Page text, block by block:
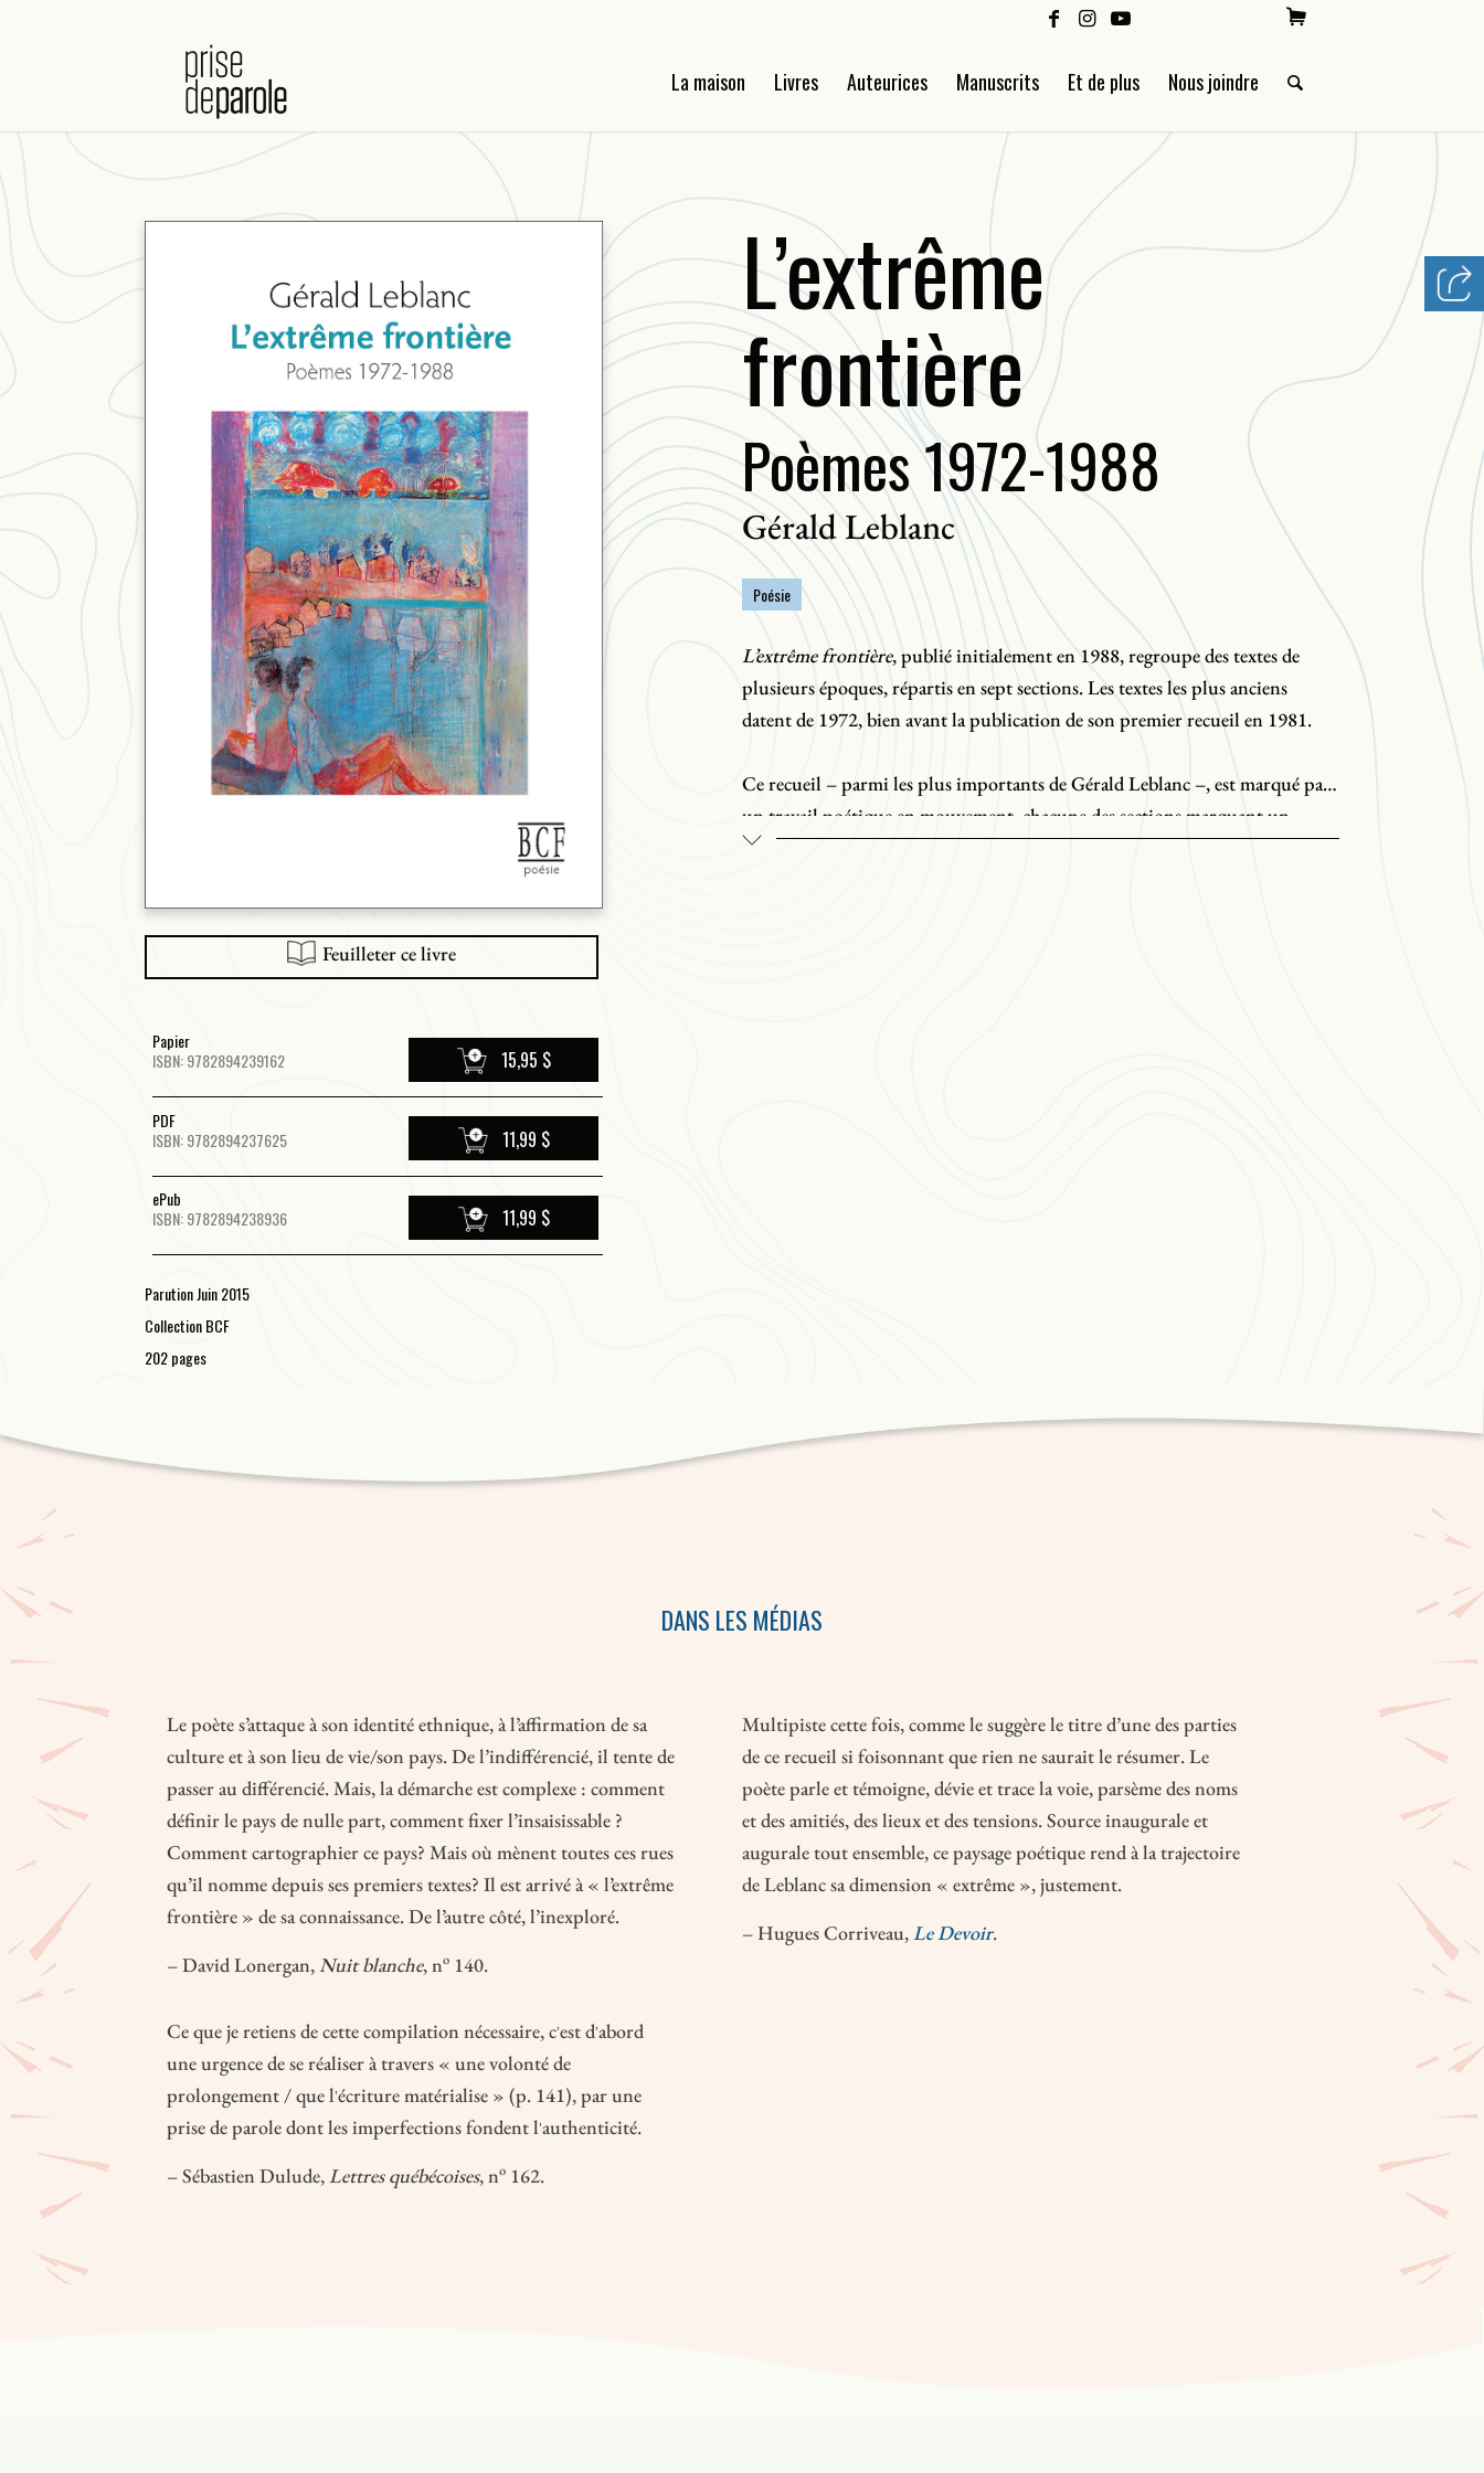
La maison Livres Auteurices Manuscrits Et de plus Nous joindre
Feuilleter ce livre
Papier
ISBN: 9782894239162
15,95 $
PDF
ISBN: 9782894237625
11,99 $
ePub
ISBN: 9782894238936
11,99 $
Parution Juin 2015
Collection BCF
202 pages
L’extrême
frontière
Poèmes 1972-1988
Gérald Leblanc
Poésie
L’extrême frontière, publié initialement en 1988, regroupe des textes de
plusieurs époques, répartis en sept sections. Les textes les plus anciens
datent de 1972, bien avant la publication de son premier recueil en 1981.
Ce recueil – parmi les plus importants de Gérald Leblanc –, est marqué par
un travail poétique en mouvement, chacune des sections marquant un
approfondissement de la matière première, la langue et ses rythmiques. Le
DANS LES MÉDIAS
Le poète s’attaque à son identité ethnique, à l’affirmation de sa
culture et à son lieu de vie/son pays. De l’indifférencié, il tente de
passer au différencié. Mais, la démarche est complexe : comment
définir le pays de nulle part, comment fixer l’insaisissable ?
Comment cartographier ce pays? Mais où mènent toutes ces rues
qu’il nomme depuis ses premiers textes? Il est arrivé à « l’extrême
frontière » de sa connaissance. De l’autre côté, l’inexploré.
– David Lonergan, Nuit blanche, no140.
Multipiste cette fois, comme le suggère le titre d’une des parties
de ce recueil si foisonnant que rien ne saurait le résumer. Le
poète parle et témoigne, dévie et trace la voie, parsème des noms
et des amitiés, des lieux et des tensions. Source inaugurale et
augurale tout ensemble, ce paysage poétique rend à la trajectoire
de Leblanc sa dimension « extrême », justement.
– Hugues Corriveau,Le Devoir.
Ce que je retiens de cette compilation nécessaire, c’est d’abord
une urgence de se réaliser à travers « une volonté de
prolongement / que l’écriture matérialise » (p. 141), par une
prise de parole dont les imperfections fondent l’authenticité.
– Sébastien Dulude,Lettres québécoises, no162.